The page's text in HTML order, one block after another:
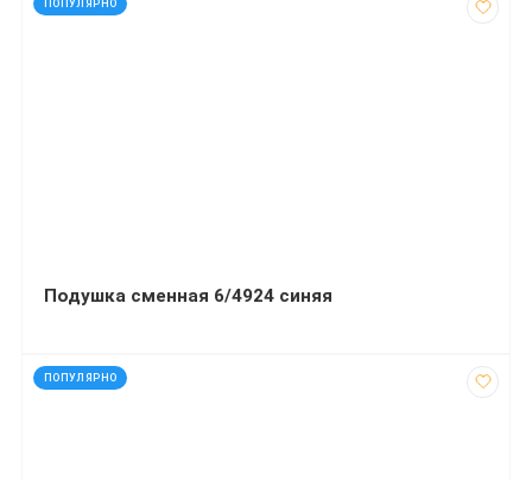
ПОПУЛЯРНО
Подушка сменная 6/4924 синяя
ПОПУЛЯРНО
код: 20028